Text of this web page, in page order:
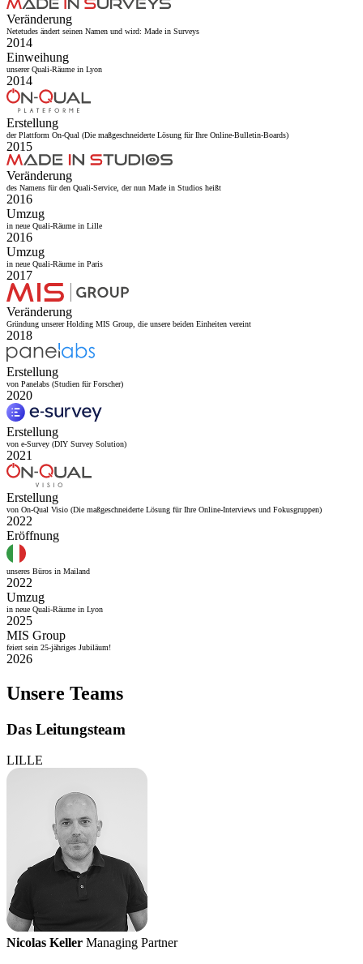
Veränderung
Netetudes ändert seinen Namen und wird: Made in Surveys
2014
Einweihung
unserer Quali-Räume in Lyon
2014
Erstellung
der Plattform On-Qual (Die maßgeschneiderte Lösung für Ihre Online-Bulletin-Boards)
2015
Veränderung
des Namens für den Quali-Service, der nun Made in Studios heißt
2016
Umzug
in neue Quali-Räume in Lille
2016
Umzug
in neue Quali-Räume in Paris
2017
Veränderung
Gründung unserer Holding MIS Group, die unsere beiden Einheiten vereint
2018
Erstellung
von Panelabs (Studien für Forscher)
2020
Erstellung
von e-Survey (DIY Survey Solution)
2021
Erstellung
von On-Qual Visio (Die maßgeschneiderte Lösung für Ihre Online-Interviews und Fokusgruppen)
2022
Eröffnung
unseres Büros in Mailand
2022
Umzug
in neue Quali-Räume in Lyon
2025
MIS Group
feiert sein 25-jähriges Jubiläum!
2026
Unsere Teams
Das Leitungsteam
LILLE
Nicolas Keller Managing Partner